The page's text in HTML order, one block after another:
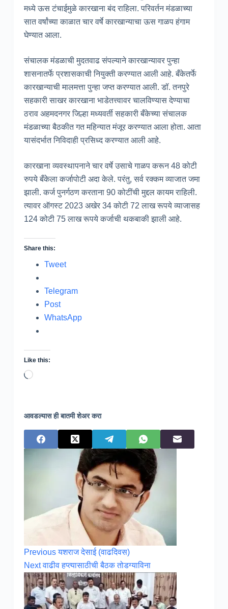
मध्ये ऊस टंचाईमुळे कारखाना बंद राहिला. परिवर्तन मंडळाच्या
सात वर्षांच्या काळात चार वर्षे कारखान्याचा ऊस गाळप हंगाम
घेण्यात आला.
संचालक मंडळाची मुदतवाढ संपल्याने कारखान्यावर पुन्हा
शासनातर्फे प्रशासकाची नियुक्ती करण्यात आली आहे. बँकेतर्फे
कारखान्याची मालमत्ता पुन्हा जप्त करण्यात आली. डॉ. तनपुरे
सहकारी साखर कारखाना भाडेतत्त्वावर चालविण्यास देण्याचा
ठराव अहमदनगर जिल्हा मध्यवर्ती सहकारी बँकेच्या संचालक
मंडळाच्या बैठकीत गत महिन्यात मंजूर करण्यात आला होता. आता
यासंदर्भात निविदाही प्रसिध्द करण्यात आली आहे.
कारखाना व्यवस्थापनाने चार वर्षे उसाचे गाळप करून 48 कोटी
रुपये बँकेला कर्जापोटी अदा केले. परंतु, सर्व रक्कम व्याजात जमा
झाली. कर्ज पुनर्गठण करताना 90 कोटींची मुद्दल कायम राहिली.
त्यावर ऑगस्ट 2023 अखेर 34 कोटी 72 लाख रूपये व्याजासह
124 कोटी 75 लाख रूपये कर्जाची थकबाकी झाली आहे.
Share this:
Tweet
Telegram
Post
WhatsApp
Like this:
Loading…
आवडल्यास ही बातमी शेअर करा
Previousयशराज देसाई (वाढदिवस)
Nextवाढीव हप्त्यासाठीची बैठक तोडग्याविना